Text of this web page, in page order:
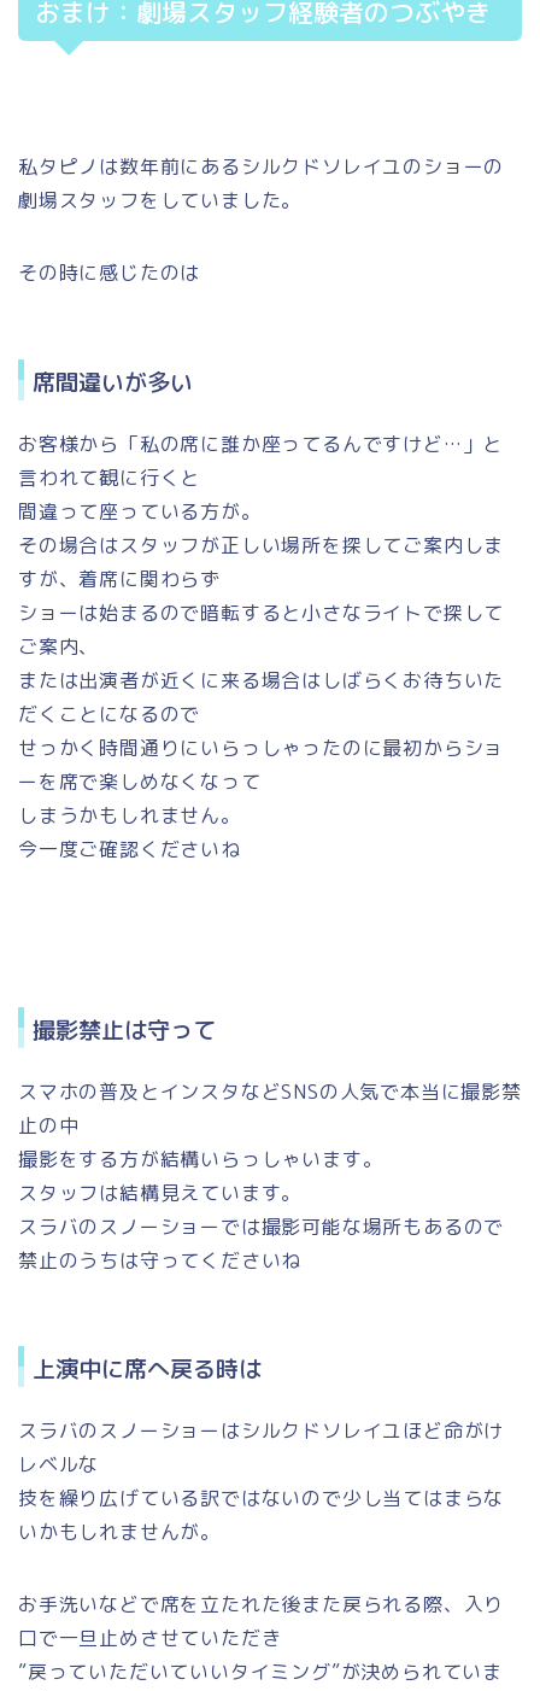
おまけ：劇場スタッフ経験者のつぶやき
私タピノは数年前にあるシルクドソレイユのショーの
劇場スタッフをしていました。
その時に感じたのは
席間違いが多い
お客様から「私の席に誰か座ってるんですけど…」と
言われて観に行くと
間違って座っている方が。
その場合はスタッフが正しい場所を探してご案内しま
すが、着席に関わらず
ショーは始まるので暗転すると小さなライトで探して
ご案内、
または出演者が近くに来る場合はしばらくお待ちいた
だくことになるので
せっかく時間通りにいらっしゃったのに最初からショ
ーを席で楽しめなくなって
しまうかもしれません。
今一度ご確認くださいね
撮影禁止は守って
スマホの普及とインスタなどSNSの人気で本当に撮影禁
止の中
撮影をする方が結構いらっしゃいます。
スタッフは結構見えています。
スラバのスノーショーでは撮影可能な場所もあるので
禁止のうちは守ってくださいね
上演中に席へ戻る時は
スラバのスノーショーはシルクドソレイユほど命がけ
レベルな
技を繰り広げている訳ではないので少し当てはまらな
いかもしれませんが。
お手洗いなどで席を立たれた後また戻られる際、入り
口で一旦止めさせていただき
”戻っていただいていいタイミング”が決められていま